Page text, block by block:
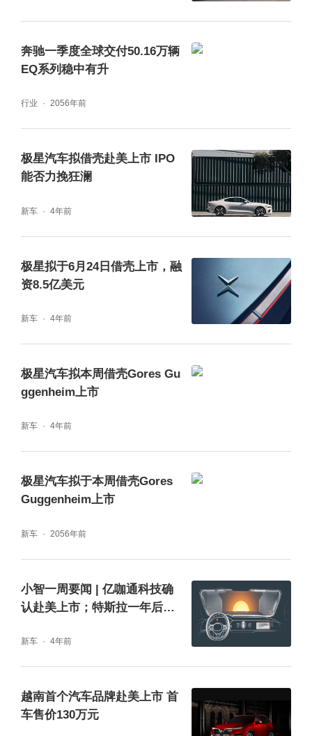
奔驰一季度全球交付50.16万辆
EQ系列稳中有升
行业 2056年前
极星汽车拟借壳赴美上市 IPO
能否力挽狂澜
新车 4年前
极星拟于6月24日借壳上市，融
资8.5亿美元
新车 4年前
极星汽车拟本周借壳Gores Gu
ggenheim上市
新车 4年前
极星汽车拟于本周借壳Gores
Guggenheim上市
新车 2056年前
小智一周要闻 | 亿咖通科技确
认赴美上市；特斯拉一年后推
新车 4年前
越南首个汽车品牌赴美上市 首
车售价130万元